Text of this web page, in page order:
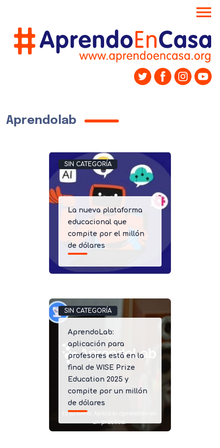
menu
Aprendolab
SIN CATEGORÍA
La nueva plataforma
educacional que
compite por el millón
de dólares
SIN CATEGORÍA
AprendoLab:
aplicación para
profesores está en la
final de WISE Prize
Education 2025 y
compite por un millón
de dólares